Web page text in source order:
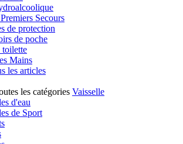
Secours
de protection
de poche
toilette
Mains
les articles
les catégories Vaisselle
d'eau
de Sport